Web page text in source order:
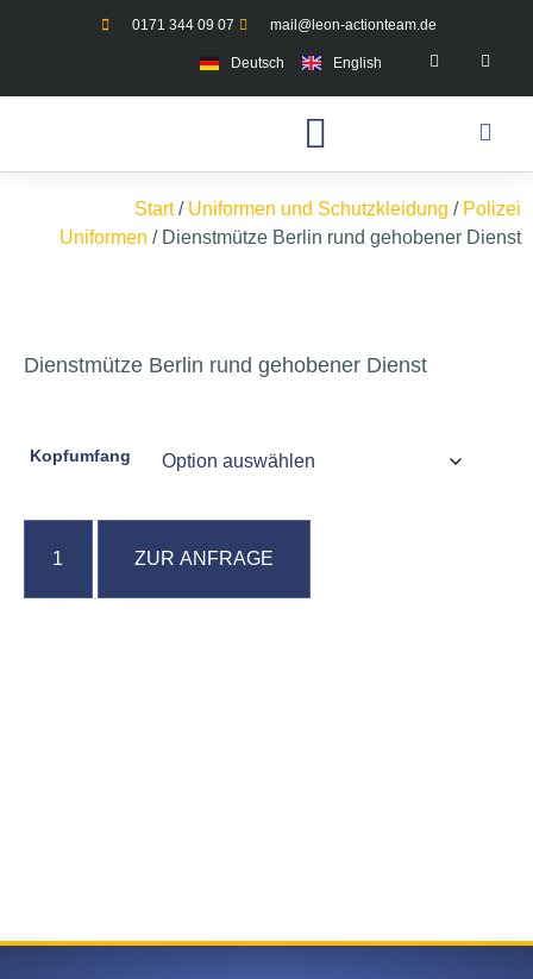
0171 344 09 07 mail@leon-actionteam.de
Deutsch English
Start/ Uniformen und Schutzkleidung / Polizei
Uniformen / Dienstmütze Berlin rund gehobener Dienst
Dienstmütze Berlin rund gehobener Dienst
Kopfumfang
ZUR ANFRAGE